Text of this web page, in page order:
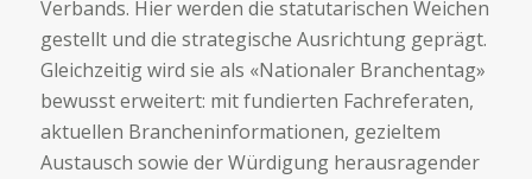
Verbands. Hier werden die statutarischen Weichen
gestellt und die strategische Ausrichtung geprägt.
Gleichzeitig wird sie als «Nationaler Branchentag»
bewusst erweitert: mit fundierten Fachreferaten,
aktuellen Brancheninformationen, gezieltem
Austausch sowie der Würdigung herausragender